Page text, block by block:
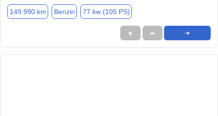
149.990 km Benzin 77 kw (105 PS)
★ ➦ ➜